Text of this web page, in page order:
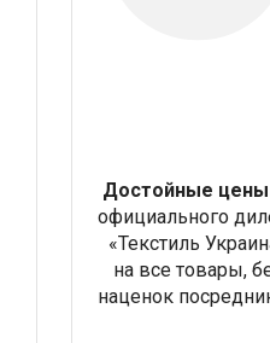
Достойные цены
официального
«Текстиль
на все товары,
наценок